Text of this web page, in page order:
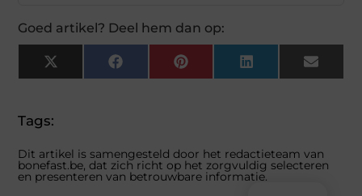
Goed artikel? Deel hem dan op:
X
(Twitter)
FacebookPinterestLinkedInEmail
Tags:
Dit artikel is samengesteld door het redactieteam van
bonefast.be, dat zich richt op het zorgvuldig selecteren
en presenteren van betrouwbare informatie.